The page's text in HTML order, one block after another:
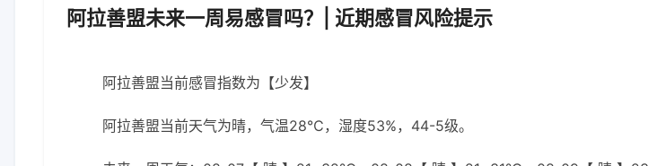
阿拉善盟未来一周易感冒吗？| 近期感冒风险提示
阿拉善盟当前感冒指数为【少发】
阿拉善盟当前天气为晴，气温28℃，湿度53%，44-5级。